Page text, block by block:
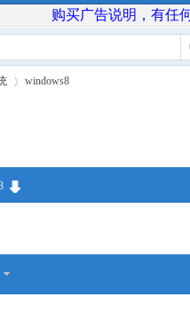
购买广告说明，有任
windows8